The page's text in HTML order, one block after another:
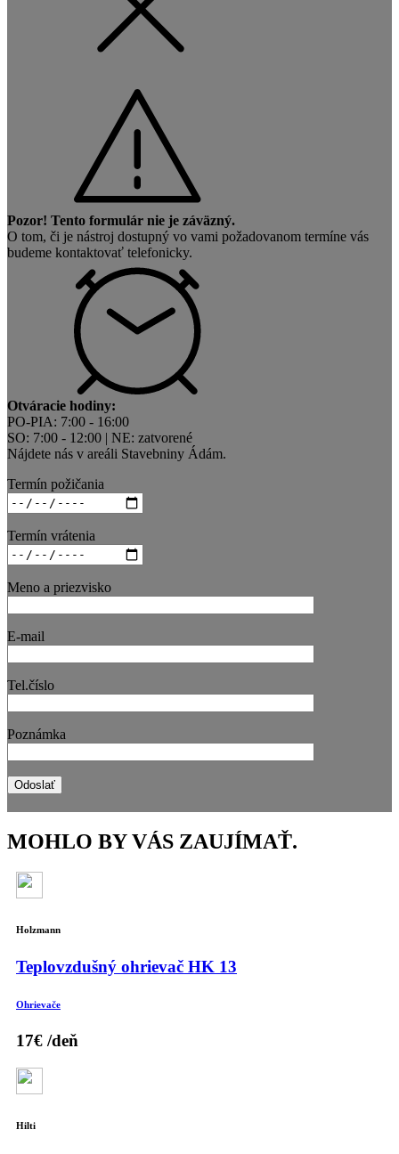
Pozor! Tento formulár nie je záväzný.
O tom, či je nástroj dostupný vo vami požadovanom termíne vás
budeme kontaktovať telefonicky.
Otváracie hodiny:
PO-PIA: 7:00 - 16:00
SO: 7:00 - 12:00 | NE: zatvorené
Nájdete nás v areáli Stavebniny Ádám.
Termín požičania
Termín vrátenia
Meno a priezvisko
E-mail
Tel.číslo
Poznámka
MOHLO BY VÁS ZAUJÍMAŤ.
Holzmann
Teplovzdušný ohrievač HK 13
Ohrievače
17€ /deň
Hilti